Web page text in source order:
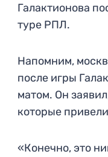
Галактионова
туре РПЛ.
Напомним,
после игры
матом. Он
которые
«Конечно, это